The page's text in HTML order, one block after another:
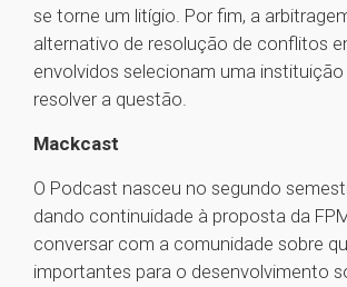
se torne um litígio. Por fim, a
alternativo de resolução de conflitos
envolvidos selecionam uma
resolver a questão.
Mackcast
O Podcast nasceu no segundo
dando continuidade à proposta da
conversar com a comunidade sobre
importantes para o desenvolvimento